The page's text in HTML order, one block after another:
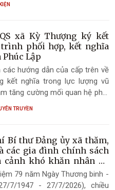
xã Kỳ Thượng ký kết
trình phối hợp, kết nghĩa
Lập
các hướng dẫn của cấp trên về
kết nghĩa trong lực lượng vũ
tăng cường mối quan hệ phối
bó giữa lực lượng vũ trang địa
Kỳ Thượng phối hợp với thôn
tổ chức Hội nghị ký kết chương
kết nghĩa.
TRUYỀN
Bí thư Đảng ủy xã thăm,
các gia đình chính sách
cảnh khó khăn nhân kỷ
Ngày Thương binh -
79 năm Ngày Thương binh -
7/1947 - 27/7/2026), chiều